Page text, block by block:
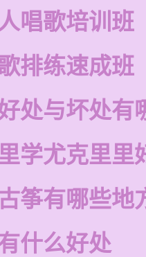
唱歌培训班
排练速成班
处与坏处有
学尤克里里
筝有哪些地
什么好处